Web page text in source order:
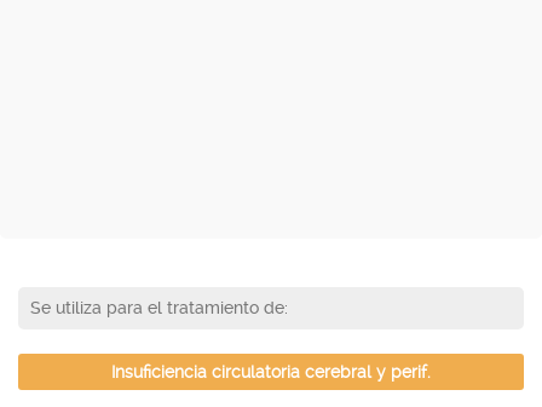
Se utiliza para el tratamiento de:
Insuficiencia circulatoria cerebral y perif.